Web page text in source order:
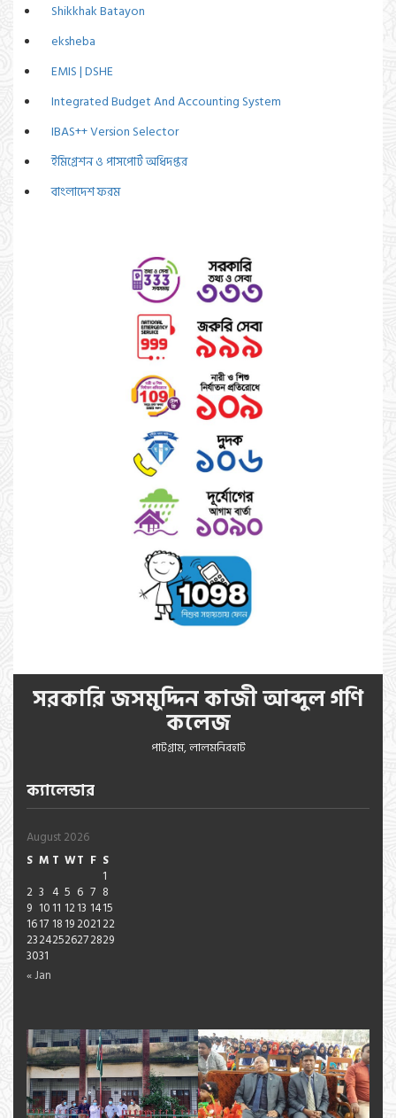
Shikkhak Batayon
eksheba
EMIS | DSHE
Integrated Budget And Accounting System
IBAS++ Version Selector
ইমিগ্রেশন ও পাসপোর্ট অধিদপ্তর
বাংলাদেশ ফরম
সরকারি জসমুদ্দিন কাজী আব্দুল গণি
কলেজ
পাটগ্রাম, লালমনিরহাট
ক্যালেন্ডার
August 2026
S M T WT F S
1
2 3 4 5 6 7 8
9 1011 1213 1415
1617 1819202122
23242526272829
3031
« Jan